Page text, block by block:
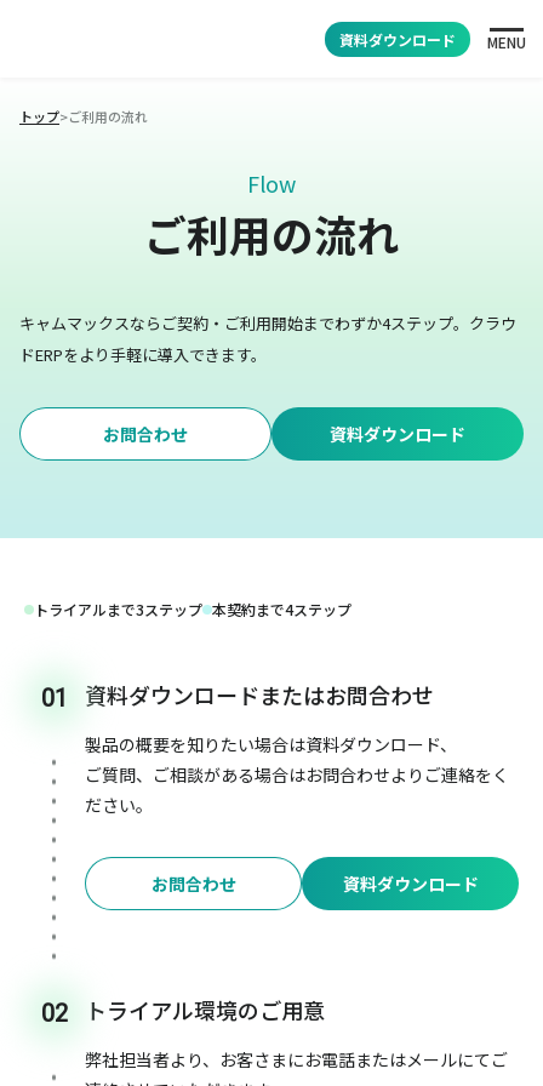
資料ダウンロード MENU
トップ>ご利用の流れ
Flow
ご利用の流れ
キャムマックスならご契約・ご利用開始までわずか4ステップ。 クラウ
ドERPをより手軽に導入できます。
お問合わせ 資料ダウンロード
トライアルまで3ステップ 本契約まで4ステップ
01 資料ダウンロードまたはお問合わせ
製品の概要を知りたい場合は資料ダウンロード、
ご質問、ご相談がある場合はお問合わせよりご連絡をく
ださい。
お問合わせ 資料ダウンロード
02 トライアル環境のご用意
弊社担当者より、お客さまにお電話またはメールにてご